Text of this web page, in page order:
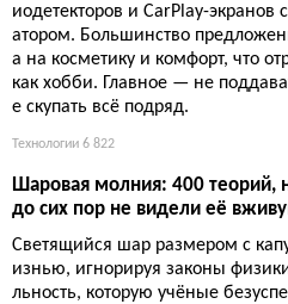
иодетекторов и CarPlay-экранов
атором. Большинство
а на косметику и комфорт, что
как хобби. Главное — не
е скупать всё подряд.
Технологии 6 822
Шаровая молния: 400 теорий,
до сих пор не видели её
Светящийся шар размером с
изнью, игнорируя законы
льность, которую учёные